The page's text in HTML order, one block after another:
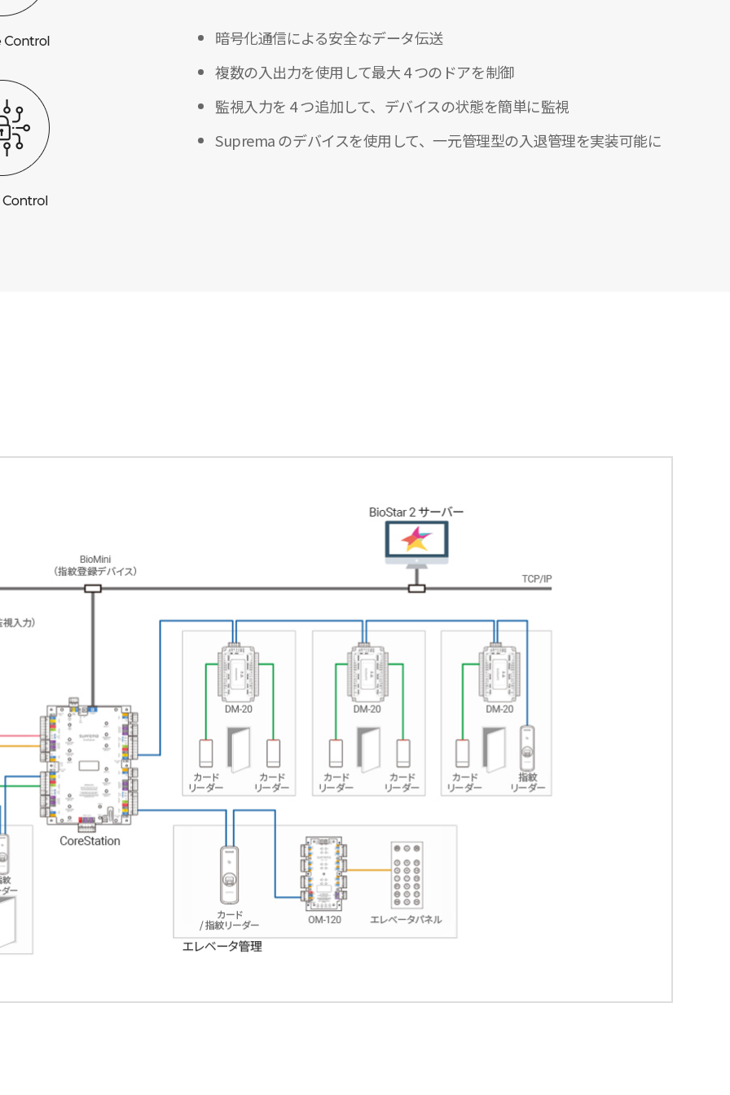
暗号化通信による安全なデータ伝送
複数の入出力を使用して最大 4 つのドアを制御
監視入力を 4 つ追加して、デバイスの状態を簡単に監視
Suprema のデバイスを使用して、一元管理型の入退管理を実装可能に